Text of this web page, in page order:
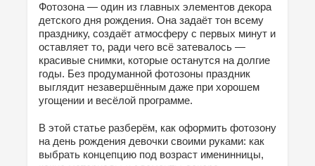
Фотозона — один из главных элементов декора
детского дня рождения. Она задаёт тон всему
празднику, создаёт атмосферу с первых минут и
оставляет то, ради чего всё затевалось —
красивые снимки, которые останутся на долгие
годы. Без продуманной фотозоны праздник
выглядит незавершённым даже при хорошем
угощении и весёлой программе.
В этой статье разберём, как оформить фотозону
на день рождения девочки своими руками: как
выбрать концепцию под возраст именинницы,